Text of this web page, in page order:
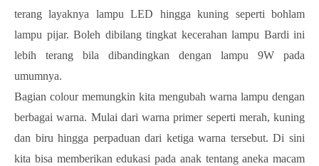
terang layaknya lampu LED hingga kuning seperti bohlam
lampu pijar. Boleh dibilang tingkat kecerahan lampu Bardi ini
lebih terang bila dibandingkan dengan lampu 9W pada
umumnya.
Bagian colour memungkin kita mengubah warna lampu dengan
berbagai warna. Mulai dari warna primer seperti merah, kuning
dan biru hingga perpaduan dari ketiga warna tersebut. Di sini
kita bisa memberikan edukasi pada anak tentang aneka macam